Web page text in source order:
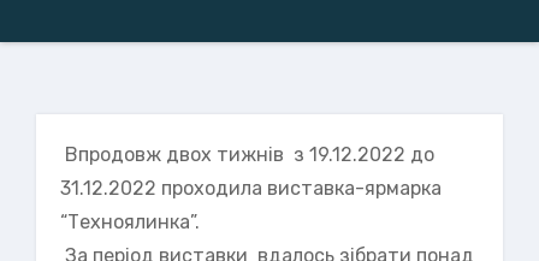
Впродовж двох тижнів з 19.12.2022 до
31.12.2022 проходила виставка-ярмарка
“Техноялинка”.
За період виставки вдалось зібрати понад